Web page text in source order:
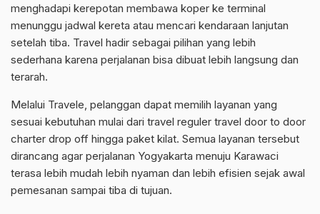
menghadapi kerepotan membawa koper ke terminal
menunggu jadwal kereta atau mencari kendaraan lanjutan
setelah tiba. Travel hadir sebagai pilihan yang lebih
sederhana karena perjalanan bisa dibuat lebih langsung dan
terarah.
Melalui Travele, pelanggan dapat memilih layanan yang
sesuai kebutuhan mulai dari travel reguler travel door to door
charter drop off hingga paket kilat. Semua layanan tersebut
dirancang agar perjalanan Yogyakarta menuju Karawaci
terasa lebih mudah lebih nyaman dan lebih efisien sejak awal
pemesanan sampai tiba di tujuan.